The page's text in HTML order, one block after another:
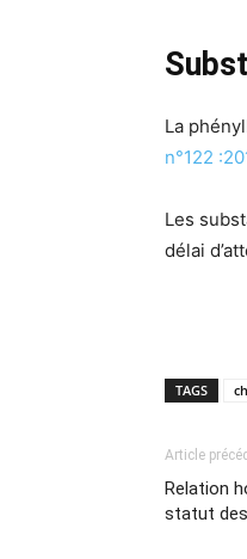
La
n°122
Les
délai
TAGS
Article
Relation
statut